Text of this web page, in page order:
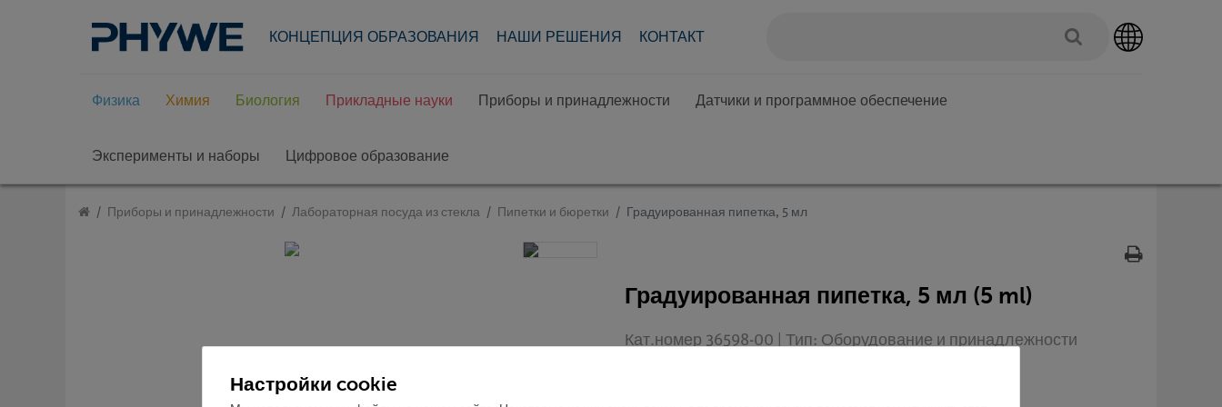
КОНЦЕПЦИЯ ОБРАЗОВАНИЯ НАШИ РЕШЕНИЯ КОНТАКТ
Физика Химия Биология Прикладные науки Приборы и принадлежности Датчики и программное обеспечение
Эксперименты и наборы Цифровое образование
Приборы и принадлежности Лабораторная посуда из стекла Пипетки и бюретки Градуированная пипетка, 5 мл
Градуированная пипетка, 5 мл (5 ml)
Кат.номер 36598-00 | Тип: Оборудование и принадлежности
Настройки cookie